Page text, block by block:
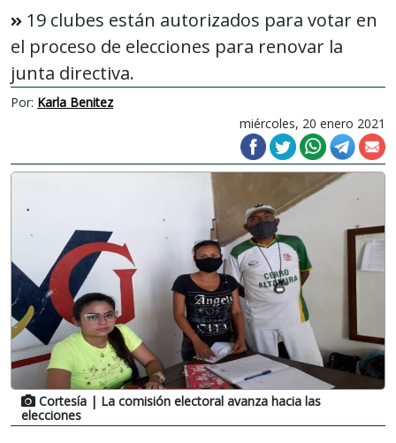
19 clubes están autorizados para votar en
el proceso de elecciones para renovar la
junta directiva.
Por: Karla Benitez
miércoles, 20 enero 2021
Cortesía | La comisión electoral avanza hacia las
elecciones